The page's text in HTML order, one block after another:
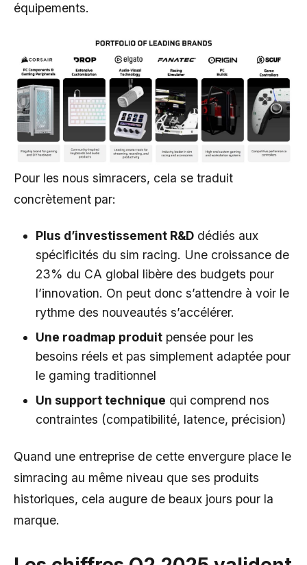
équipements.
Pour les nous simracers, cela se traduit
concrètement par:
Plus d’investissement R&D dédiés aux
spécificités du sim racing. Une croissance de
23% du CA global libère des budgets pour
l’innovation. On peut donc s’attendre à voir le
rythme des nouveautés s’accélérer.
Une roadmap produit pensée pour les
besoins réels et pas simplement adaptée pour
le gaming traditionnel
Un support technique qui comprend nos
contraintes (compatibilité, latence, précision)
Quand une entreprise de cette envergure place le
simracing au même niveau que ses produits
historiques, cela augure de beaux jours pour la
marque.